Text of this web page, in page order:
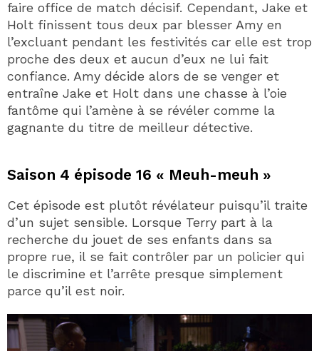
faire office de match décisif. Cependant, Jake et
Holt finissent tous deux par blesser Amy en
l’excluant pendant les festivités car elle est trop
proche des deux et aucun d’eux ne lui fait
confiance. Amy décide alors de se venger et
entraîne Jake et Holt dans une chasse à l’oie
fantôme qui l’amène à se révéler comme la
gagnante du titre de meilleur détective.
Saison 4 épisode 16 « Meuh-meuh »
Cet épisode est plutôt révélateur puisqu’il traite
d’un sujet sensible. Lorsque Terry part à la
recherche du jouet de ses enfants dans sa
propre rue, il se fait contrôler par un policier qui
le discrimine et l’arrête presque simplement
parce qu’il est noir.